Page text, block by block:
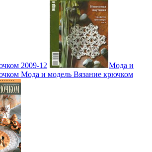
2009-12
Мода и
Мода и модель Вязание крючком